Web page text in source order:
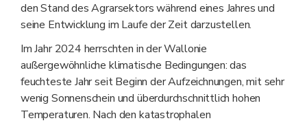
den Stand des Agrarsektors während eines Jahres und
seine Entwicklung im Laufe der Zeit darzustellen.
Im Jahr 2024 herrschten in der Wallonie
außergewöhnliche klimatische Bedingungen: das
feuchteste Jahr seit Beginn der Aufzeichnungen, mit sehr
wenig Sonnenschein und überdurchschnittlich hohen
Temperaturen. Nach den katastrophalen